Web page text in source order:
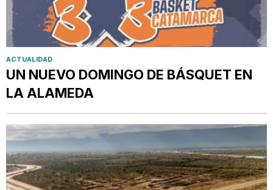
ACTUALIDAD
UN NUEVO DOMINGO DE BÁSQUET EN
LA ALAMEDA